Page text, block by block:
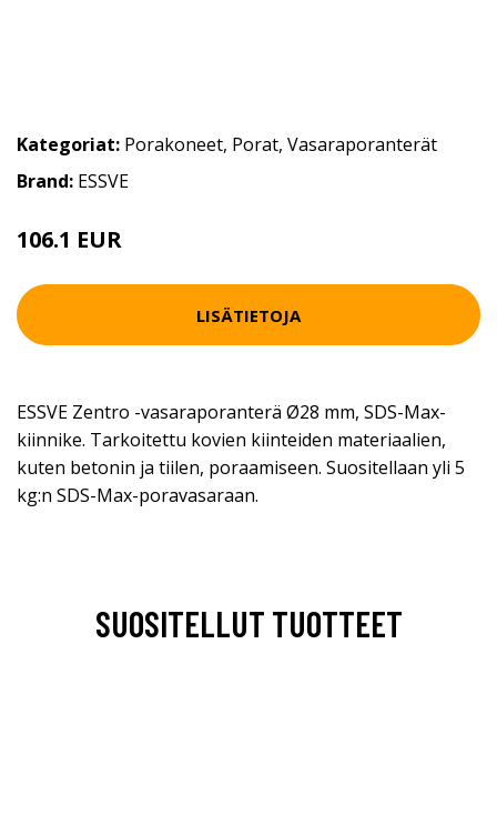
Kategoriat: Porakoneet, Porat, Vasaraporanterät
Brand: ESSVE
106.1 EUR
LISÄTIETOJA
ESSVE Zentro -vasaraporanterä Ø28 mm, SDS-Max-
kiinnike. Tarkoitettu kovien kiinteiden materiaalien,
kuten betonin ja tiilen, poraamiseen. Suositellaan yli 5
kg:n SDS-Max-poravasaraan.
SUOSITELLUT TUOTTEET